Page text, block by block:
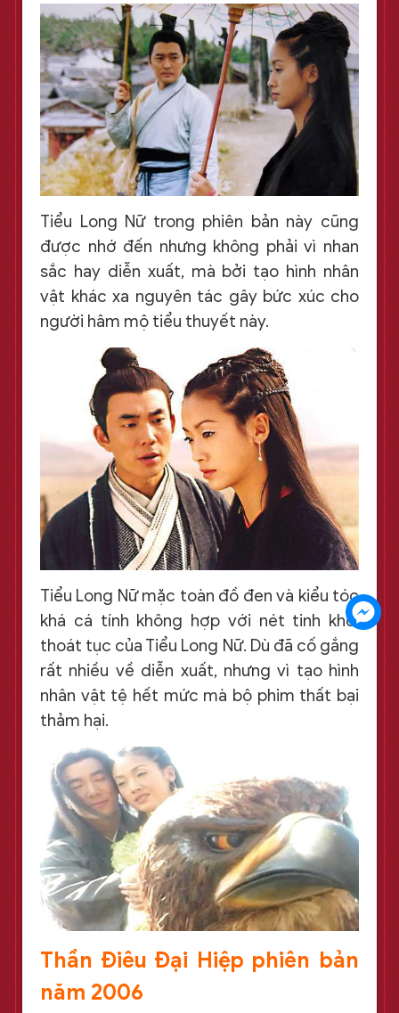
Tiểu Long Nữ trong phiên bản này cũng
được nhớ đến nhưng không phải vì nhan
sắc hay diễn xuất, mà bởi tạo hình nhân
vật khác xa nguyên tác gây bức xúc cho
người hâm mộ tiểu thuyết này.
Tiểu Long Nữ mặc toàn đồ đen và kiểu tóc
khá cá tính không hợp với nét tinh khôi
thoát tục của Tiểu Long Nữ. Dù đã cố gắng
rất nhiều về diễn xuất, nhưng vì tạo hình
nhân vật tệ hết mức mà bộ phim thất bại
thảm hại.
Thần Điêu Đại Hiệp phiên bản
năm 2006